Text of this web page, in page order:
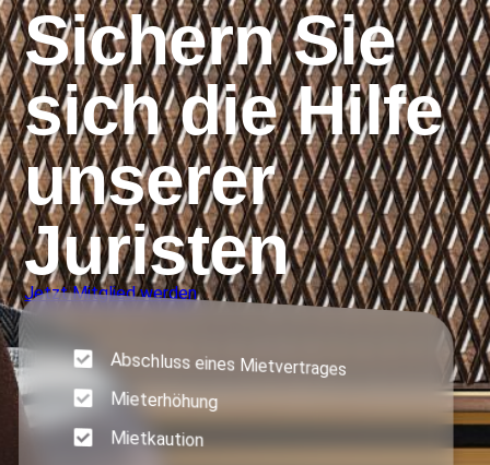
Sichern Sie
sich die Hilfe
unserer
Juristen
Jetzt Mitglied werden
Abschluss eines Mietvertrages
Mieterhöhung
Mietkaution